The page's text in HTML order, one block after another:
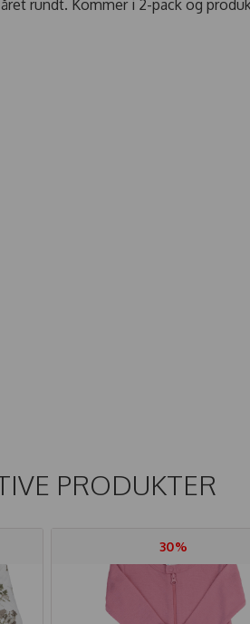
rundt. Kommer i 2-pack og
PRODUKTER
30%